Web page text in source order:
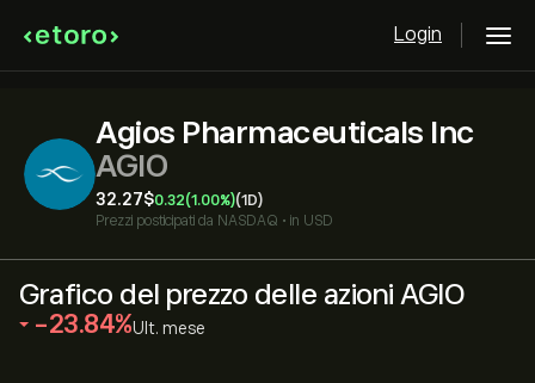
Login
Agios Pharmaceuticals Inc
AGIO
32.27‎$‎0.32(1.00%)(1D)
Prezzi posticipati da NASDAQ • in USD
Grafico del prezzo delle azioni AGIO
‎-23.84‎ Ult. mese